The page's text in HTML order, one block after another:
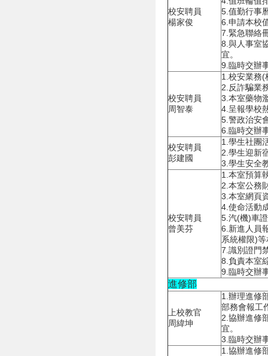
校安聘員
楊家俊
5.值勤行事
6.申請本校
7.緊急聯絡
8.與人事室
宜。
9.臨時交辦
校安聘員
周智泰
1.校安業務(
2.反詐騙業
3.本室藥物
4.呈報學校
5.警政治安
6.臨時交辦
校安聘員
彭建國
1.學生社團
2.學生迎新
3.學生安全
校安聘員
曾美芬
1.本室預算
2.本室公務
3.本室網頁
4.使命活動
5.汽(機)車
6.新進人員
系統權限)
7.識別證門
8.負責本室
9.臨時交辦
進修部
上校教官
周緯坤
1.辦理進修
部務會報工
2.協辦進修
宜。
3.臨時交辦
1.協辦進修